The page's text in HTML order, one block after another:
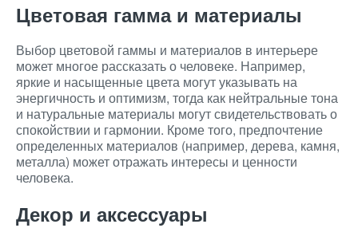
Цветовая гамма и материалы
Выбор цветовой гаммы и материалов в интерьере
может многое рассказать о человеке. Например,
яркие и насыщенные цвета могут указывать на
энергичность и оптимизм, тогда как нейтральные тона
и натуральные материалы могут свидетельствовать о
спокойствии и гармонии. Кроме того, предпочтение
определенных материалов (например, дерева, камня,
металла) может отражать интересы и ценности
человека.
Декор и аксессуары